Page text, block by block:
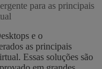
para as principais
e o
as principais
Essas soluções são